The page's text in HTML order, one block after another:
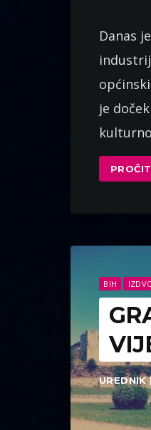
Danas
je
BIH